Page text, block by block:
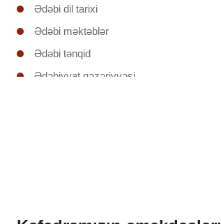
Ədəbi dil tarixi
Ədəbi məktəblər
Ədəbi tənqid
Ədəbiyyat nəzəriyyəsi